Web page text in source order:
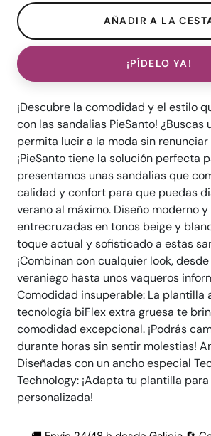
¡PÍDELO YA!
¡Descubre la comodidad y el estilo
con las sandalias PieSanto! ¿Buscas
permita lucir a la moda sin
¡PieSanto tiene la solución perfecta
presentamos unas sandalias que
calidad y confort para que puedas
verano al máximo. Diseño moderno
entrecruzadas en tonos beige y
toque actual y sofisticado a estas
¡Combinan con cualquier look,
veraniego hasta unos vaqueros
Comodidad insuperable: La plantilla
tecnología biFlex extra gruesa te
comodidad excepcional. ¡Podrás
durante horas sin sentir molestias!
Diseñadas con un ancho especial
Technology: ¡Adapta tu plantilla
personalizada!